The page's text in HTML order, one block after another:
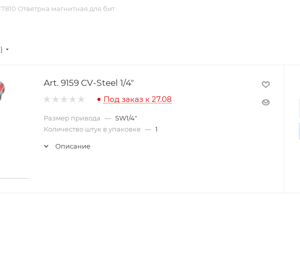
Ответрка магнитная для бит
Art. 9159 CV-Steel 1/4"
Под заказ к 27.08
Размер привода — SW1/4"
Количество штук в упаковке — 1
Описание